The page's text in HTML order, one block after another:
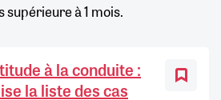
à 1 mois.
à la conduite :
la liste des cas